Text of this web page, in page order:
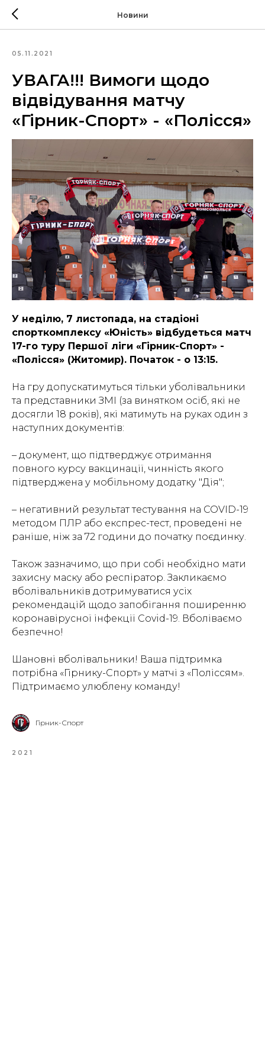
Новини
05.11.2021
УВАГА!!! Вимоги щодо
відвідування матчу
«Гірник-Спорт» - «Полісся»
У неділю, 7 листопада, на стадіоні
спорткомплексу «Юність» відбудеться матч
17-го туру Першої ліги «Гірник-Спорт» -
«Полісся» (Житомир). Початок - о 13:15.
На гру допускатимуться тільки уболівальники
та представники ЗМІ (за винятком осіб, які не
досягли 18 років), які матимуть на руках один з
наступних документів:
– документ, що підтверджує отримання
повного курсу вакцинації, чинність якого
підтверджена у мобільному додатку "Дія";
– негативний результат тестування на СОVID-19
методом ПЛР або експрес-тест, проведені не
раніше, ніж за 72 години до початку поєдинку.
Також зазначимо, що при собі необхідно мати
захисну маску або респіратор. Закликаємо
вболівальників дотримуватися усіх
рекомендацій щодо запобігання поширенню
коронавірусної інфекції Covid-19. Вболіваємо
безпечно!
Шановні вболівальники! Ваша підтримка
потрібна «Гірнику-Спорт» у матчі з «Поліссям».
Підтримаємо улюблену команду!
Гірник-Спорт
2021